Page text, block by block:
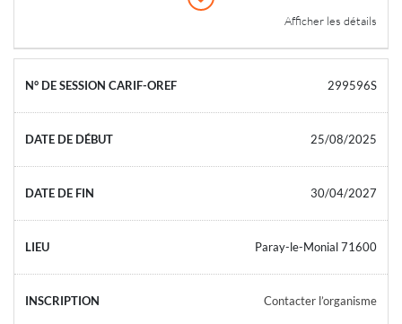
Afficher les détails
299596S
25/08/2025
30/04/2027
Paray-le-Monial 71600
Contacter l’organisme